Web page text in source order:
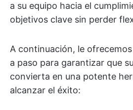
a su equipo hacia el
objetivos clave sin perder
A continuación, le
a paso para garantizar que
convierta en una potente
alcanzar el éxito: